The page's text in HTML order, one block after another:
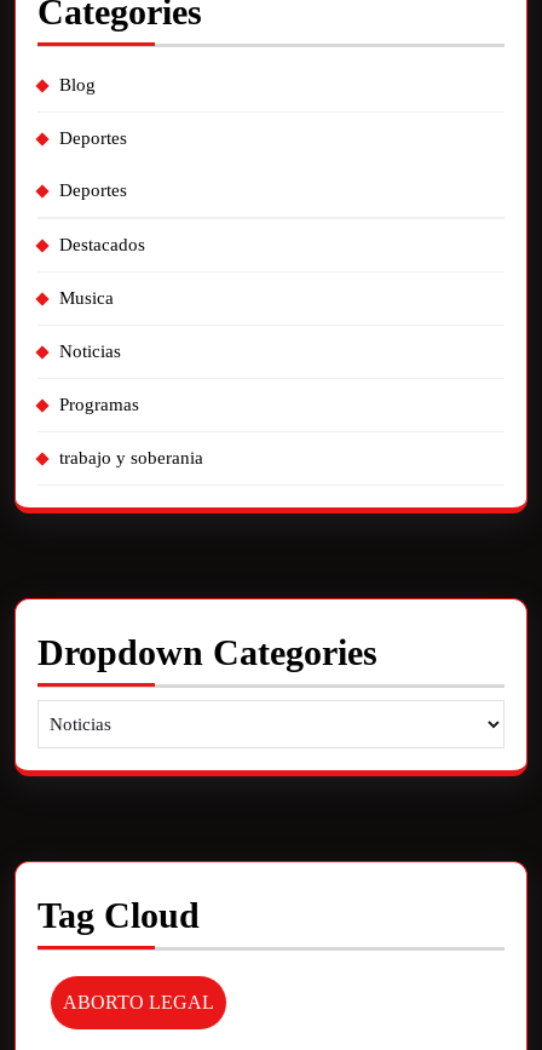
Categories
Blog
Deportes
Deportes
Destacados
Musica
Noticias
Programas
trabajo y soberania
Dropdown Categories
Tag Cloud
ABORTO LEGAL